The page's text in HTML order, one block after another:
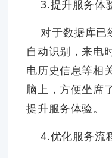
3.提升服务体
对于数据库已
自动识别，来电
电历史信息等相
脑上，方便坐席
提升服务体验。
4.优化服务流